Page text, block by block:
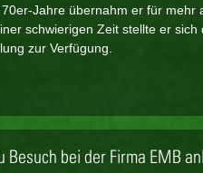
Jahre übernahm er für mehr
schwierigen Zeit stellte er
zur Verfügung.
Besuch bei der Firma EMB